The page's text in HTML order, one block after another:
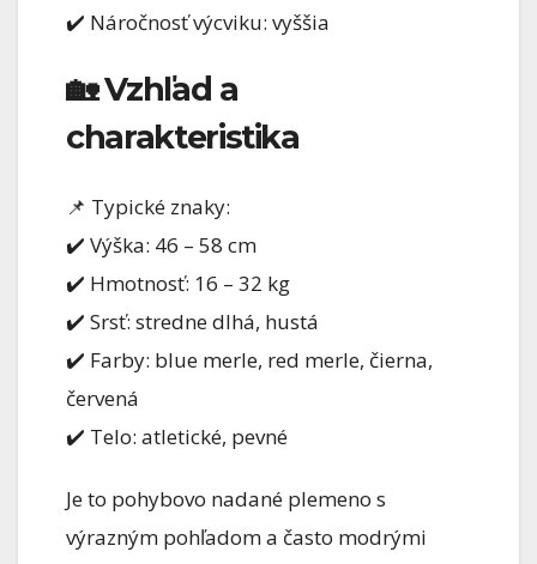
✔️ Náročnosť výcviku: vyššia
🏡 Vzhľad a
charakteristika
📌 Typické znaky:
✔️ Výška: 46 – 58 cm
✔️ Hmotnosť: 16 – 32 kg
✔️ Srsť: stredne dlhá, hustá
✔️ Farby: blue merle, red merle, čierna,
červená
✔️ Telo: atletické, pevné
Je to pohybovo nadané plemeno s
výrazným pohľadom a často modrými